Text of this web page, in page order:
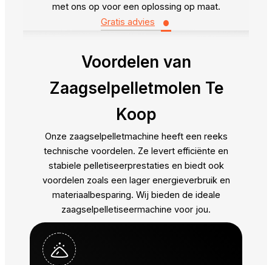
met ons op voor een oplossing op maat.
Gratis advies
•
Voordelen van
Zaagselpelletmolen Te
Koop
Onze zaagselpelletmachine heeft een reeks
technische voordelen. Ze levert efficiënte en
stabiele pelletiseerprestaties en biedt ook
voordelen zoals een lager energieverbruik en
materiaalbesparing. Wij bieden de ideale
zaagselpelletiseermachine voor jou.